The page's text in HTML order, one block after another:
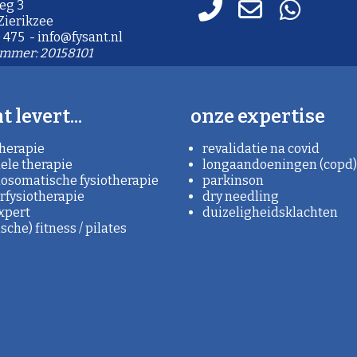
3
475 - info@fysant.nl
20158101
levert...
therapie
fysiotherapie
fitness / pilates
onze expertise
revalidatie na covid
longaandoeningen (copd)
parkinson
dry needling
duizeligheidsklachten